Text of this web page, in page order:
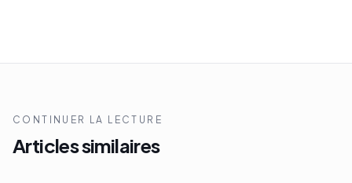
CONTINUER LA LECTURE
Articles similaires